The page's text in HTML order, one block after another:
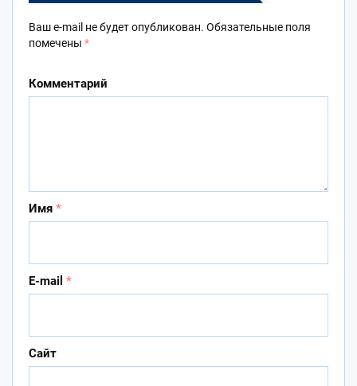
Ваш e-mail не будет опубликован. Обязательные поля
помечены *
Комментарий
Имя *
E-mail *
Сайт